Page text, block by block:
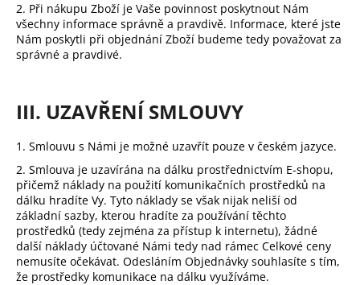
2. Při nákupu Zboží je Vaše povinnost poskytnout Nám
všechny informace správně a pravdivě. Informace, které jste
Nám poskytli při objednání Zboží budeme tedy považovat za
správné a pravdivé.
III. UZAVŘENÍ SMLOUVY
1. Smlouvu s Námi je možné uzavřít pouze v českém jazyce.
2. Smlouva je uzavírána na dálku prostřednictvím E-shopu,
přičemž náklady na použití komunikačních prostředků na
dálku hradíte Vy. Tyto náklady se však nijak neliší od
základní sazby, kterou hradíte za používání těchto
prostředků (tedy zejména za přístup k internetu), žádné
další náklady účtované Námi tedy nad rámec Celkové ceny
nemusíte očekávat. Odesláním Objednávky souhlasíte s tím,
že prostředky komunikace na dálku využíváme.